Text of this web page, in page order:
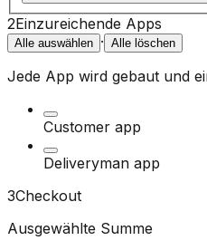
2Einzureichende Apps
Alle auswählen · Alle löschen
Jede App wird gebaut und
Customer app
Deliveryman app
3Checkout
Ausgewählte Summe